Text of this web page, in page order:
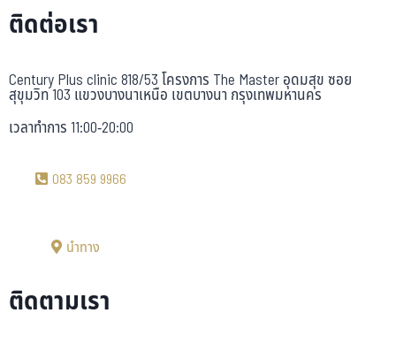
ติดต่อเรา
Century Plus clinic 818/53 โครงการ The Master อุดมสุข ซอย
สุขุมวิท 103 แขวงบางนาเหนือ เขตบางนา กรุงเทพมหานคร
เวลาทำการ 11:00-20:00
083 859 9966
นำทาง
ติดตามเรา